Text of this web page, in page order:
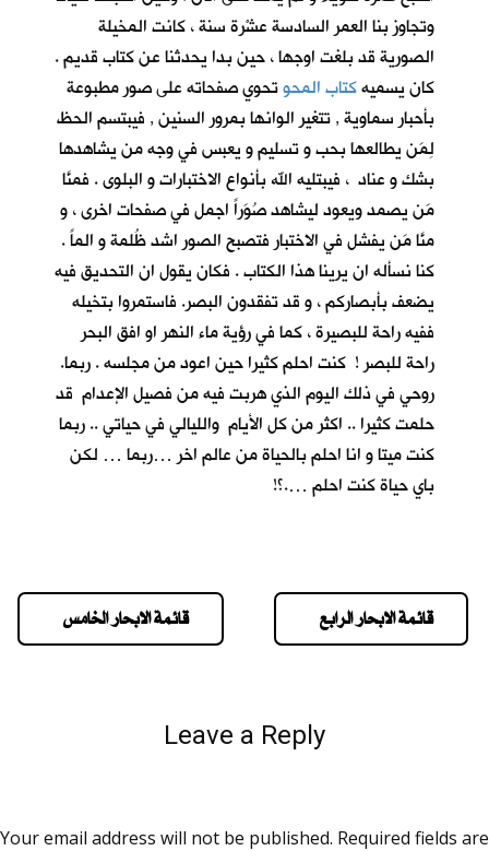
وتجاوز بنا العمر السادسة عشْرة سنة ، كانت المخيلة
الصورية قد بلغت اوجها ، حين بدا يحدثنا عن كتاب قديم .
كان يسميهكتاب المحوتحوي صفحاته على صور مطبوعة
بأحبار سماوية , تتغير الوانها بمرور السنين , فيبتسم الحظ
لِمَن يطالعها بحب و تسليم و يعبس في وجه من يشاهدها
بشك و عناد ، فيبتليه الله بأنواع الاختبارات و البلوى . فمنَّا
مَن يصمد ويعود ليشاهد صُوَراً اجمل في صفحات اخرى ، و
منَّا مَن يفشل في الاختبار فتصبح الصور اشد ظُلمة و الماً .
كنا نسأله ان يرينا هذا الكتاب . فكان يقول ان التحديق فيه
يضعف بأبصاركم ، و قد تفقدون البصر. فاستمروا بتخيله
ففيه راحة للبصيرة ، كما في رؤية ماء النهر او افق البحر
راحة للبصر ! كنت احلم كثيرا حين اعود من مجلسه . ربما.
روحي في ذلك اليوم الذي هربت فيه من فصيل الإعدام قد
حلمت كثيرا .. اكثر من كل الأيام والليالي في حياتي .. ربما
كنت ميتا و انا احلم بالحياة من عالم اخر …ربما … لكن
باي حياة كنت احلم ….؟!
قائمة الابحار الخامس قائمة الابحار الرابع
Leave a Reply
Your email address will not be published. Required fields are